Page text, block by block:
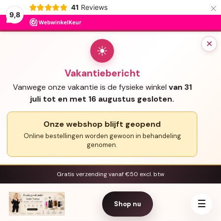
9,8
41 Reviews ×
×
☀
Vakantiebericht
Vanwege onze vakantie is de fysieke winkel van 31
juli tot en met 16 augustus gesloten.
Onze webshop blijft geopend
Online bestellingen worden gewoon in behandeling
genomen.
Gratis verzending vanaf €50 excl. btw
Shop nu ☰